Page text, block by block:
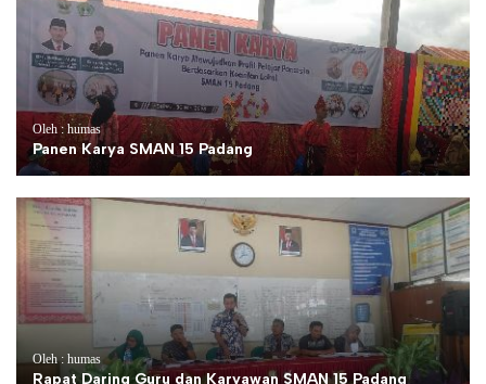
Oleh : humas
Panen Karya SMAN 15 Padang
Oleh : humas
Rapat Daring Guru dan Karyawan SMAN 15 Padang